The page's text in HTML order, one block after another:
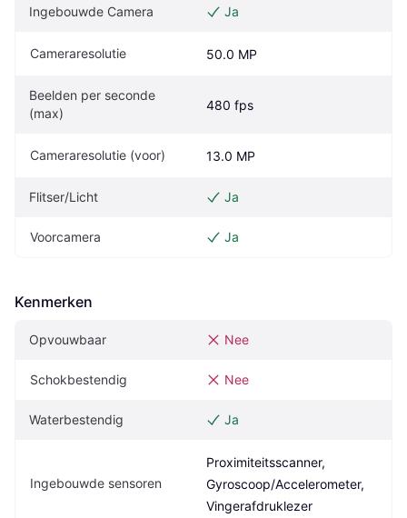
Ingebouwde Camera Ja
Cameraresolutie 50.0 MP
Beelden per seconde
(max)
480 fps
Cameraresolutie (voor) 13.0 MP
Flitser/Licht Ja
Voorcamera Ja
Kenmerken
Opvouwbaar Nee
Schokbestendig Nee
Waterbestendig Ja
Ingebouwde sensoren
Proximiteitsscanner,
Gyroscoop/Accelerometer,
Vingerafdruklezer